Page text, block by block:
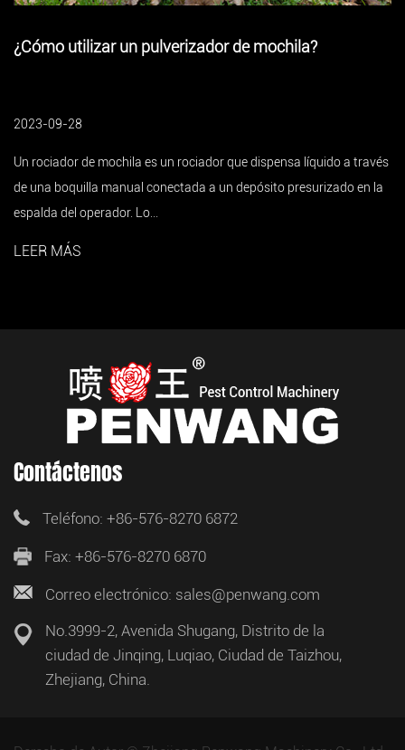
de mochila?
que dispensa líquido a través
a un depósito presurizado en la
Pulverizador de mochila
Un pulverizador de mochila
fitosanitaria que se utiliza
Contáctenos
Teléfono: +86-576-8270 6872
Fax: +86-576-8270 6870
Correo electrónico: sales@penwang.com
No.3999-2, Avenida Shugang, Distrito de la
ciudad de Jinqing, Luqiao, Ciudad de Taizhou,
Zhejiang, China.